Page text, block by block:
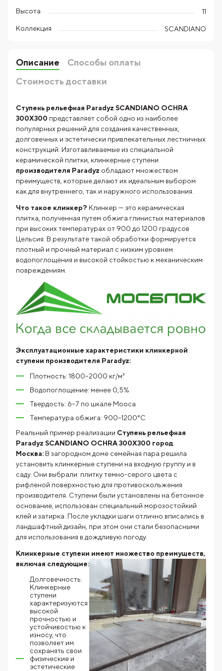
Высота 11
Коллекция SCANDIANO
Описание
Способы оплаты
Стоимость доставки
Ступень рельефная Paradyz SCANDIANO OCHRA
300X300 представляет собой одно из наиболее
популярных решений для создания качественных,
долговечных и эстетически привлекательных лестничных
конструкций. Изготавливаемые из специальной
керамической плитки, клинкерные ступени
производителя Paradyz обладают множеством
преимуществ, которые делают их идеальным выбором
как для внутреннего, так и наружного использования.
Что такое клинкер? Клинкер — это керамическая
плитка, полученная путем обжига глинистых материалов
при высоких температурах от 900 до 1200 градусов
Цельсия. В результате такой обработки формируется
плотный и прочный материал с низким уровнем
водопоглощения и высокой стойкостью к механическим
повреждениям.
Эксплуатационные характеристики клинкерной
ступени производителя Paradyz:
Плотность: 1800–2000 кг/м³
Водопоглощение: менее 0,5%
Твердость: 6–7 по шкале Мооса
Температура обжига: 900–1200°C
Реальный пример реализации Ступень рельефная
Paradyz SCANDIANO OCHRA 300X300 город
Москва: В загородном доме семейная пара решила
установить клинкерные ступени на входную группу и в
саду. Они выбрали: плитку темно-серого цвета с
рифленой поверхностью для противоскольжения
производителя. Ступени были установлены на бетонное
основание, использован специальный морозостойкий
клей и затирка. После укладки шаги отлично вписались в
ландшафтный дизайн, при этом они стали безопасными
для использования в дождливую погоду.
Клинкерные ступени имеют множество преимуществ,
включая следующие:
Долговечность:
Клинкерные
ступени
характеризуются
высокой
прочностью и
устойчивостью к
износу, что
позволяет им
сохранять свои
физические и
эстетические